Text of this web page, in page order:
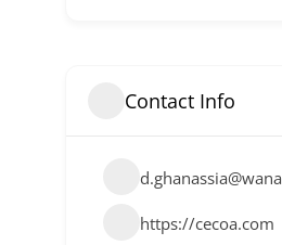
Contact Info
https://cecoa.com